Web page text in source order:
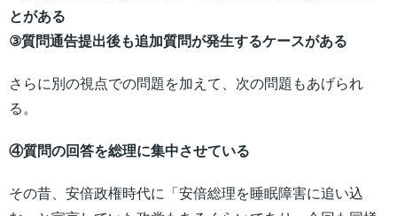
とがある
③質問通告提出後も追加質問が発生するケースがある
さらに別の視点での問題を加えて、次の問題もあげられ
る。
④質問の回答を総理に集中させている
その昔、安倍政権時代に「安倍総理を睡眠障害に追い込